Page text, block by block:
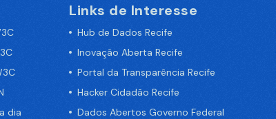
dia
Links de Interesse
Hub de Dados Recife
Inovação Aberta Recife
Portal da Transparência Recife
Hacker Cidadão Recife
Dados Abertos Governo Federal